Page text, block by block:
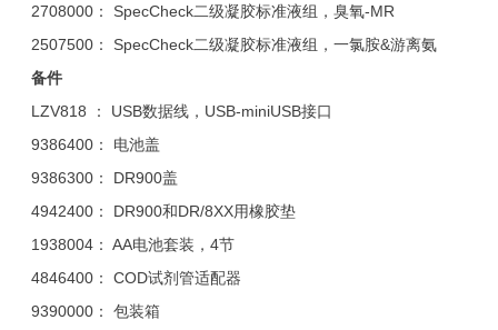
2708000： SpecCheck二级凝胶标准液组，臭氧-MR
2507500： SpecCheck二级凝胶标准液组，一氯胺&游离氨
备件
LZV818 ： USB数据线，USB-miniUSB接口
9386400： 电池盖
9386300： DR900盖
4942400： DR900和DR/8XX用橡胶垫
1938004： AA电池套装，4节
4846400： COD试剂管适配器
9390000： 包装箱